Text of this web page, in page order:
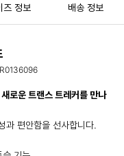
즈 정보 배송 정보
로운 트랜스 트레커를 만나
과 편안함을 선사합니다.